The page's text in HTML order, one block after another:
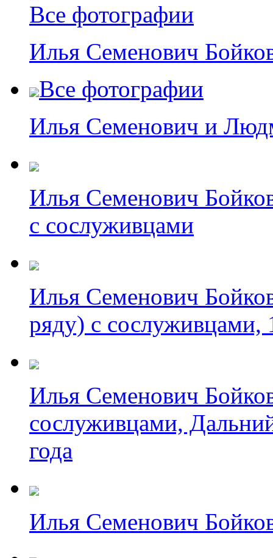
Все фотографии
Илья Семенович
Все фотографии
Илья Семенович и
Илья Семенович
с сослуживцами
Илья Семенович
ряду) с сослуживцами,
Илья Семенович
сослуживцами,
года
Илья Семенович